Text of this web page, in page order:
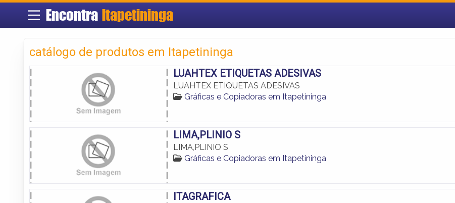
Encontra Itapetininga
catálogo de produtos em Itapetininga
LUAHTEX ETIQUETAS ADESIVAS
LUAHTEX ETIQUETAS ADESIVAS
Gráficas e Copiadoras em Itapetininga
LIMA,PLINIO S
LIMA,PLINIO S
Gráficas e Copiadoras em Itapetininga
ITAGRAFICA